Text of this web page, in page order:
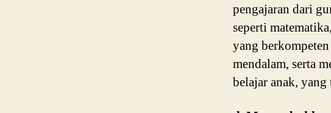
pengajaran dari
seperti
yang
mendalam, serta
belajar anak,